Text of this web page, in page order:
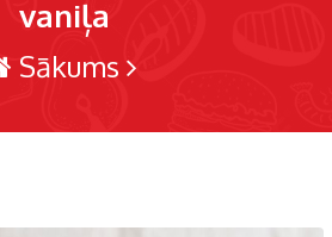
vaniļa
Sākums